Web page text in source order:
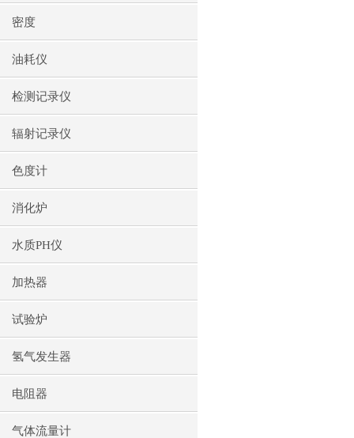
密度
油耗仪
检测记录仪
辐射记录仪
色度计
消化炉
水质PH仪
加热器
试验炉
氢气发生器
电阻器
气体流量计